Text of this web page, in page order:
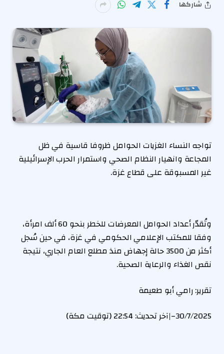
شاركها
تواجه النساء الغزيات الحوامل ظروفا قاسية في ظل
المجاعة وانهيار النظام الصحي واستمرار الحرب الإسرائيلية
غير المسبوقة على قطاع غزة.
وتُقدّر أعداد الحوامل المعرضات للخطر بنحو 60 ألف امرأة،
وفقا للمكتب الإعلامي الحكومي في غزة، في حين سُجل
أكثر من 3500 حالة إجهاض منذ مطلع العام الجاري، نتيجة
نقص الغذاء والرعاية الصحية.
تقرير: رامي أبو طعيمة
30/7/2025
–
|آخر تحديث: 22:54 (توقيت مكة)